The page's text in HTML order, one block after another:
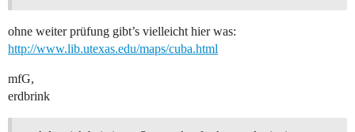
ohne weiter prüfung gibt’s vielleicht hier was:
http://www.lib.utexas.edu/maps/cuba.html
mfG,
erdbrink